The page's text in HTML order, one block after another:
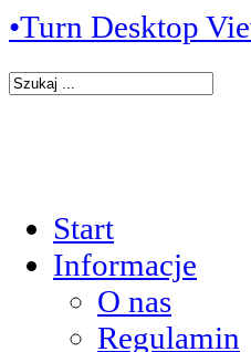
•Turn Desktop
Start
Informacje
O nas
Regulamin